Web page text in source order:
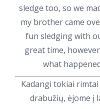
sledge too, so we
my brother came
fun sledging with
great time,
what
Kadangi tokiai
drabužių, ėjome į